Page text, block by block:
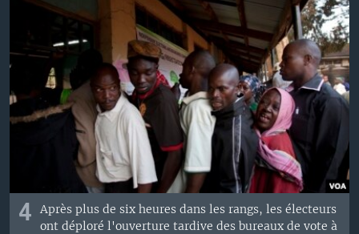
4
Après plus de six heures dans les rangs, les électeurs
ont déploré l'ouverture tardive des bureaux de vote à